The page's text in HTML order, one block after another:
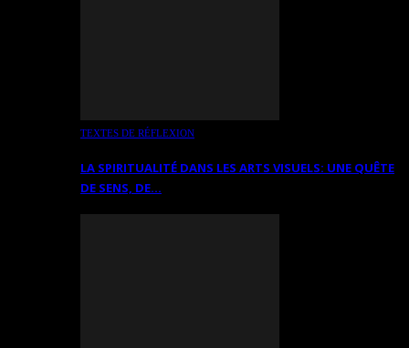
TEXTES DE RÉFLEXION
LA SPIRITUALITÉ DANS LES ARTS VISUELS: UNE QUÊTE
DE SENS, DE…